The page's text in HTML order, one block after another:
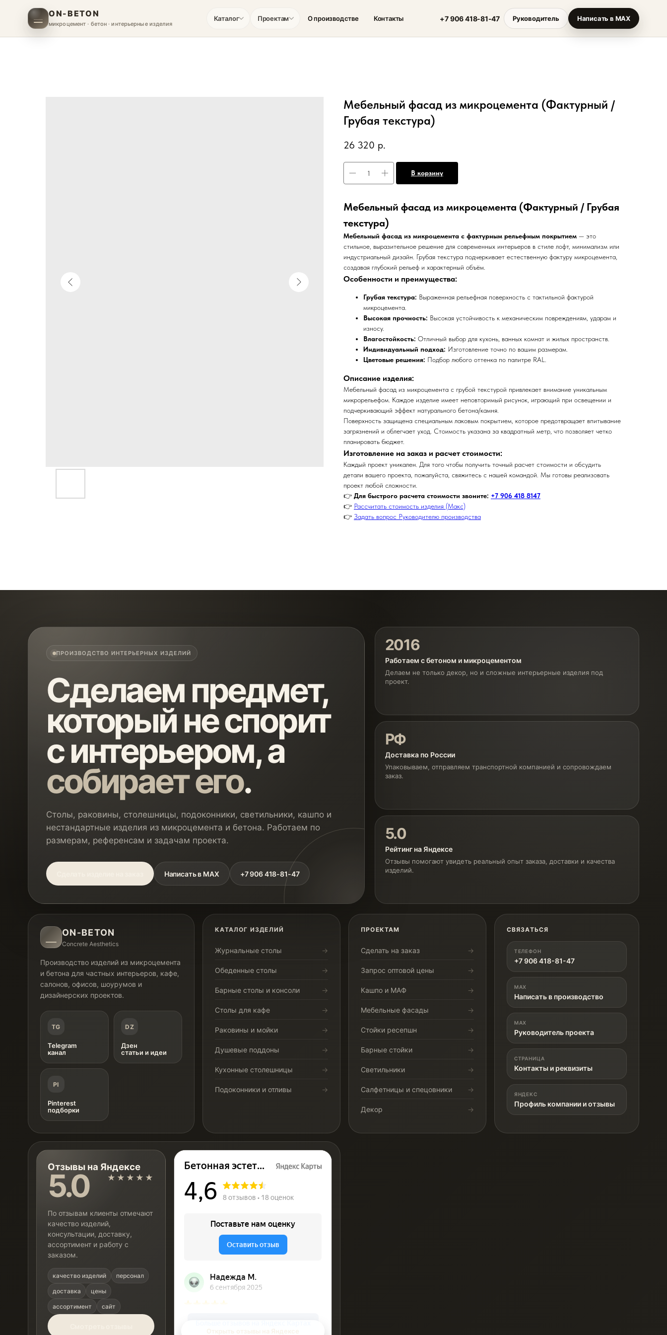
ON-BETON
микроцемент · бетон · интерьерные изделия
Каталог Проектам О производстве Контакты +7 906 418-81-47 Руководитель Написать в MAX
Мебельный фасад из микроцемента (Фактурный /
Грубая текстура)
26 320 р.
В корзину
Мебельный фасад из микроцемента (Фактурный / Грубая
текстура)
Мебельный фасад из микроцемента с фактурным рельефным покрытием — это
стильное, выразительное решение для современных интерьеров в стиле лофт, минимализм или
индустриальный дизайн. Грубая текстура подчеркивает естественную фактуру микроцемента,
создавая глубокий рельеф и характерный объём.
Особенности и преимущества:
Грубая текстура: Выраженная рельефная поверхность с тактильной фактурой
микроцемента.
Высокая прочность: Высокая устойчивость к механическим повреждениям, ударам и
износу.
Влагостойкость: Отличный выбор для кухонь, ванных комнат и жилых пространств.
Индивидуальный подход: Изготовление точно по вашим размерам.
Цветовые решения: Подбор любого оттенка по палитре RAL.
Описание изделия:
Мебельный фасад из микроцемента с грубой текстурой привлекает внимание уникальным
микрорельефом. Каждое изделие имеет неповторимый рисунок, играющий при освещении и
подчеркивающий эффект натурального бетона/камня.
Поверхность защищена специальным лаковым покрытием, которое предотвращает впитывание
загрязнений и облегчает уход. Стоимость указана за квадратный метр, что позволяет четко
планировать бюджет.
Изготовление на заказ и расчет стоимости:
Каждый проект уникален. Для того чтобы получить точный расчет стоимости и обсудить
детали вашего проекта, пожалуйста, свяжитесь с нашей командой. Мы готовы реализовать
проект любой сложности.
👉 Для быстрого расчета стоимости звоните: +7 906 418 8147
👉 Рассчитать стоимость изделия (Макс)
👉 Задать вопрос Руководителю производства
ПРОИЗВОДСТВО ИНТЕРЬЕРНЫХ ИЗДЕЛИЙ
Сделаем предмет,
который не спорит
с интерьером, а
собирает его.
Столы, раковины, столешницы, подоконники, светильники, кашпо и
нестандартные изделия из микроцемента и бетона. Работаем по
размерам, референсам и задачам проекта.
Написать в MAX +7 906 418-81-47
2016
Работаем с бетоном и микроцементом
Делаем не только декор, но и сложные интерьерные изделия под
проект.
РФ
Доставка по России
Упаковываем, отправляем транспортной компанией и сопровождаем
заказ.
5.0
Рейтинг на Яндексе
Отзывы помогают увидеть реальный опыт заказа, доставки и качества
изделий.
ON-BETON
Concrete Aesthetics
Производство изделий из микроцемента
и бетона для частных интерьеров, кафе,
салонов, офисов, шоурумов и
дизайнерских проектов.
TG
Telegram
канал
DZ
Дзен
статьи и идеи
PI
Pinterest
подборки
КАТАЛОГ ИЗДЕЛИЙ
Журнальные столы
Обеденные столы
Барные столы и консоли
Столы для кафе
Раковины и мойки
Душевые поддоны
Кухонные столешницы
Подоконники и отливы
ПРОЕКТАМ
Сделать на заказ
Запрос оптовой цены
Кашпо и МАФ
Мебельные фасады
Стойки ресепшн
Барные стойки
Светильники
Салфетницы и спецовники
Декор
СВЯЗАТЬСЯ
ТЕЛЕФОН
+7 906 418-81-47
MAX
Написать в производство
MAX
Руководитель проекта
СТРАНИЦА
Контакты и реквизиты
ЯНДЕКС
Профиль компании и отзывы
Отзывы на Яндексе
5.0 ★★★★★
По отзывам клиенты отмечают
качество изделий,
консультации, доставку,
ассортимент и работу с
заказом.
качество изделий персонал
доставка цены
ассортимент сайт